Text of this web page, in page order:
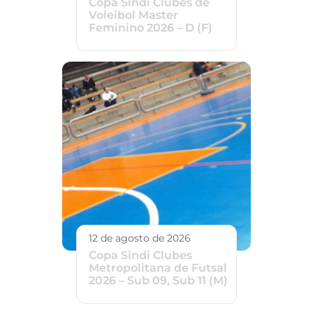
Voleibol Master
Feminino 2026 – D (F)
12 de agosto de 2026
Copa Sindi Clubes
Metropolitana de Futsal
2026 – Sub 09, Sub 11 (M)